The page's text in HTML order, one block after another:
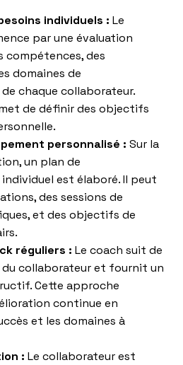
individuels : Le
par une évaluation
des
domaines de
chaque collaborateur.
de définir des objectifs
personnalisé : Sur la
un plan de
est élaboré. Il peut
des sessions de
et des objectifs de
réguliers : Le coach suit de
du collaborateur et fournit un
Cette approche
continue en
et les domaines à
: Le collaborateur est